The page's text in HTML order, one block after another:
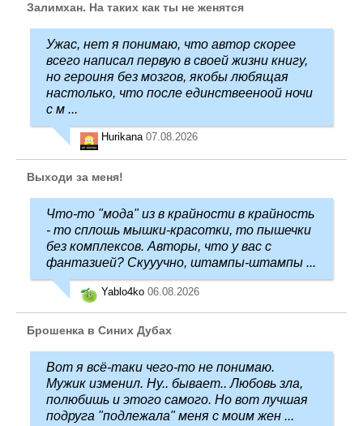
Залимхан. На таких как ты не женятся
Ужас, нет я понимаю, что автор скорее
всего написал первую в своей жизни книгу,
но героиня без мозгов, якобы любящая
настолько, что после единствееноой ночи
с м ...
Hurikana 07.08.2026
Выходи за меня!
Что-то "мода" из в крайности в крайность
- то сплошь мышки-красотки, то пышечки
без комплексов. Авторы, что у вас с
фантазией? Скууучно, штампы-штампы ...
Yablo4ko 06.08.2026
Брошенка в Синих Дубах
Вот я всё-таки чего-то не понимаю.
Мужик изменил. Ну.. бывает.. Любовь зла,
полюбишь и этого самого. Но вот лучшая
подруга "подлежала" меня с моим жен ...